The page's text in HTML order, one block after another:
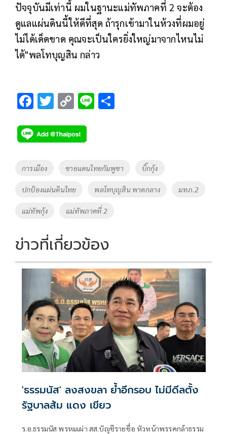
ปัจจุบันมีเท่านี้ ผมในฐานะแม่ทัพภาคที่ 2 จะต้อง
ดูแลแผ่นดินนี้ให้ดีที่สุด ถ้ารุกเข้ามาในห้วงที่ผมอยู่
ไม่ได้เด็ดขาด คุณจะเป็นใครยิ่งใหญ่มาจากไหนไม่
ได้"พลโทบุญสิน กล่าว
F
e
b
o
o
k
T
tt
er
C
p
y
Li
k
Li
Tags
การเมือง ชายแดนไทยกัมพูชา บิ๊กกุ้ง
ปกป้องแผ่นดินไทย พลโทบุญสิน พาดกลาง มทภ.2
แม่ทัพกุ้ง แม่ทัพภาคที่ 2
ข่าวที่เกี่ยวข้อง
'ธรรมนัส' ลงสงขลา ย้ำอีกรอบ ไม่มีดีลตั้ง
รัฐบาลส้ม แดง เขียว
ร.อ.ธรรมนัส พรหมเผ่า สส.บัญชีรายชื่อ หัวหน้าพรรคกล้าธรรม